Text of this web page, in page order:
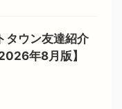
ウン友達紹介
年8月版】